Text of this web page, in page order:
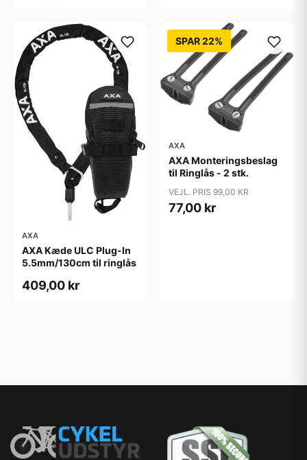
AXA
AXA Kæde ULC Plug-In
5.5mm/130cm til ringlås
409,00 kr
SPAR 22%
AXA
AXA Monteringsbeslag
til Ringlås - 2 stk.
VEJL. PRIS 99,00 KR
77,00 kr